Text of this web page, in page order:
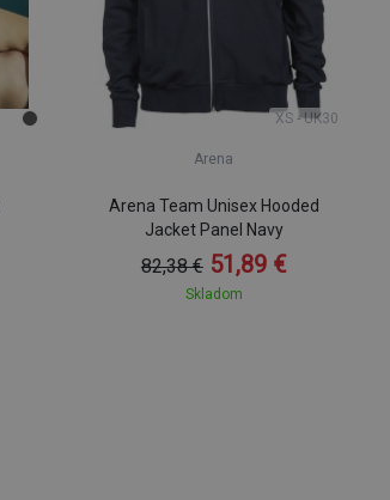
XS - UK30
Arena
Arena Team Unisex Hooded
Jacket Panel Navy
82,38 € 51,89 €
Skladom